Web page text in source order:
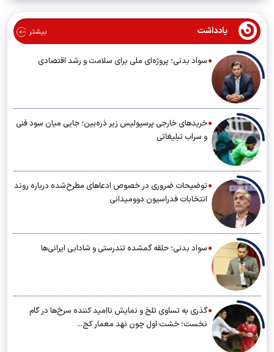
یادداشت بیشتر
سواد بدنی؛ پروژه‌ای ملی برای سلامت و رشد اقتصادی
خریدهای خارجی پرسپولیس زیر ذره‌بین؛ جایی میان سود فنی
و سراب تبلیغاتی
توضیحات ضروری در خصوص ادعاهای مطرح‌شده درباره روند
انتخابات فدراسیون دوومیدانی
سواد بدنی؛ حلقه گمشده تندرستی و شادابی ایرانی‌ها
گذری به تساوی تلخ و نمایش ناامید کننده سرخ‌ها در گام
نخست؛ خشت اول چون نهد معمار کج...